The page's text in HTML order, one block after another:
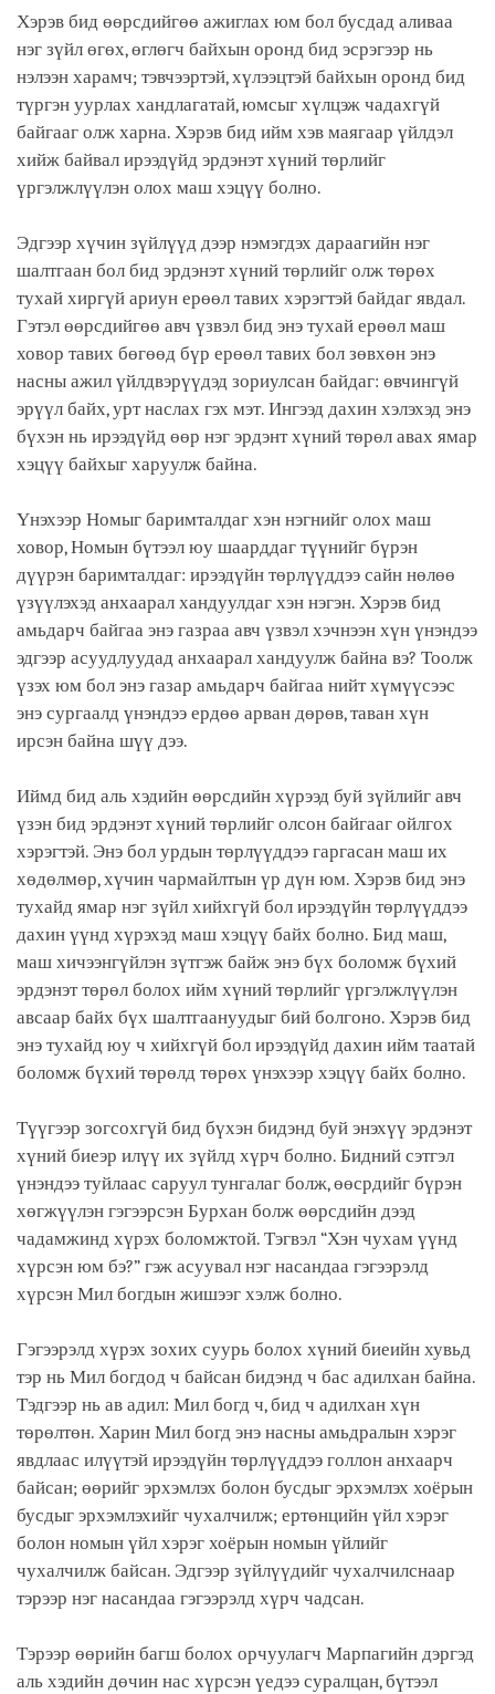
Хэрэв бид өөрсдийгөө ажиглах юм бол бусдад аливаа
нэг зүйл өгөх, өглөгч байхын оронд бид эсрэгээр нь
нэлээн харамч; тэвчээртэй, хүлээцтэй байхын оронд бид
түргэн уурлах хандлагатай, юмсыг хүлцэж чадахгүй
байгааг олж харна. Хэрэв бид ийм хэв маягаар үйлдэл
хийж байвал ирээдүйд эрдэнэт хүний төрлийг
үргэлжлүүлэн олох маш хэцүү болно.
Эдгээр хүчин зүйлүүд дээр нэмэгдэх дараагийн нэг
шалтгаан бол бид эрдэнэт хүний төрлийг олж төрөх
тухай хиргүй ариун ерөөл тавих хэрэгтэй байдаг явдал.
Гэтэл өөрсдийгөө авч үзвэл бид энэ тухай ерөөл маш
ховор тавих бөгөөд бүр ерөөл тавих бол зөвхөн энэ
насны ажил үйлдвэрүүдэд зориулсан байдаг: өвчингүй
эрүүл байх, урт наслах гэх мэт. Ингээд дахин хэлэхэд энэ
бүхэн нь ирээдүйд өөр нэг эрдэнт хүний төрөл авах ямар
хэцүү байхыг харуулж байна.
Үнэхээр Номыг баримталдаг хэн нэгнийг олох маш
ховор, Номын бүтээл юу шаарддаг түүнийг бүрэн
дүүрэн баримталдаг: ирээдүйн төрлүүддээ сайн нөлөө
үзүүлэхэд анхаарал хандуулдаг хэн нэгэн. Хэрэв бид
амьдарч байгаа энэ газраа авч үзвэл хэчнээн хүн үнэндээ
эдгээр асуудлуудад анхаарал хандуулж байна вэ? Тоолж
үзэх юм бол энэ газар амьдарч байгаа нийт хүмүүсээс
энэ сургаалд үнэндээ ердөө арван дөрөв, таван хүн
ирсэн байна шүү дээ.
Иймд бид аль хэдийн өөрсдийн хүрээд буй зүйлийг авч
үзэн бид эрдэнэт хүний төрлийг олсон байгааг ойлгох
хэрэгтэй. Энэ бол урдын төрлүүддээ гаргасан маш их
хөдөлмөр, хүчин чармайлтын үр дүн юм. Хэрэв бид энэ
тухайд ямар нэг зүйл хийхгүй бол ирээдүйн төрлүүддээ
дахин үүнд хүрэхэд маш хэцүү байх болно. Бид маш,
маш хичээнгүйлэн зүтгэж байж энэ бүх боломж бүхий
эрдэнэт төрөл болох ийм хүний төрлийг үргэлжлүүлэн
авсаар байх бүх шалтгаануудыг бий болгоно. Хэрэв бид
энэ тухайд юу ч хийхгүй бол ирээдүйд дахин ийм таатай
боломж бүхий төрөлд төрөх үнэхээр хэцүү байх болно.
Түүгээр зогсохгүй бид бүхэн бидэнд буй энэхүү эрдэнэт
хүний биеэр илүү их зүйлд хүрч болно. Бидний сэтгэл
үнэндээ туйлаас саруул тунгалаг болж, өөсрдийг бүрэн
хөгжүүлэн гэгээрсэн Бурхан болж өөрсдийн дээд
чадамжинд хүрэх боломжтой. Тэгвэл “Хэн чухам үүнд
хүрсэн юм бэ?” гэж асуувал нэг насандаа гэгээрэлд
хүрсэн Мил богдын жишээг хэлж болно.
Гэгээрэлд хүрэх зохих суурь болох хүний биеийн хувьд
тэр нь Мил богдод ч байсан бидэнд ч бас адилхан байна.
Тэдгээр нь ав адил: Мил богд ч, бид ч адилхан хүн
төрөлтөн. Харин Мил богд энэ насны амьдралын хэрэг
явдлаас илүүтэй ирээдүйн төрлүүддээ голлон анхаарч
байсан; өөрийг эрхэмлэх болон бусдыг эрхэмлэх хоёрын
бусдыг эрхэмлэхийг чухалчилж; ертөнцийн үйл хэрэг
болон номын үйл хэрэг хоёрын номын үйлийг
чухалчилж байсан. Эдгээр зүйлүүдийг чухалчилснаар
тэрээр нэг насандаа гэгээрэлд хүрч чадсан.
Тэрээр өөрийн багш болох орчуулагч Марпагийн дэргэд
аль хэдийн дөчин нас хүрсэн үедээ суралцан, бүтээл